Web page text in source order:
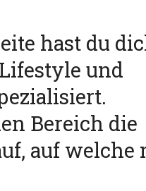
hast du
und
Bereich die
auf welche